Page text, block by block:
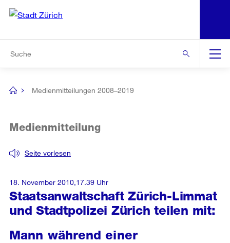
Navigation
[no
Medienmitteilungen 2008–2019
Staatsanwaltschaft Zürich-Limmat
und Stadtpolizei Zürich teilen mit:
Seite vorlesen
Medienmitteilung
Mann während einer
18. November 2010,17.39 Uhr